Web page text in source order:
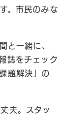
。市民のみな
と一緒に、
誌をチェック
題解決」の
夫。スタッ